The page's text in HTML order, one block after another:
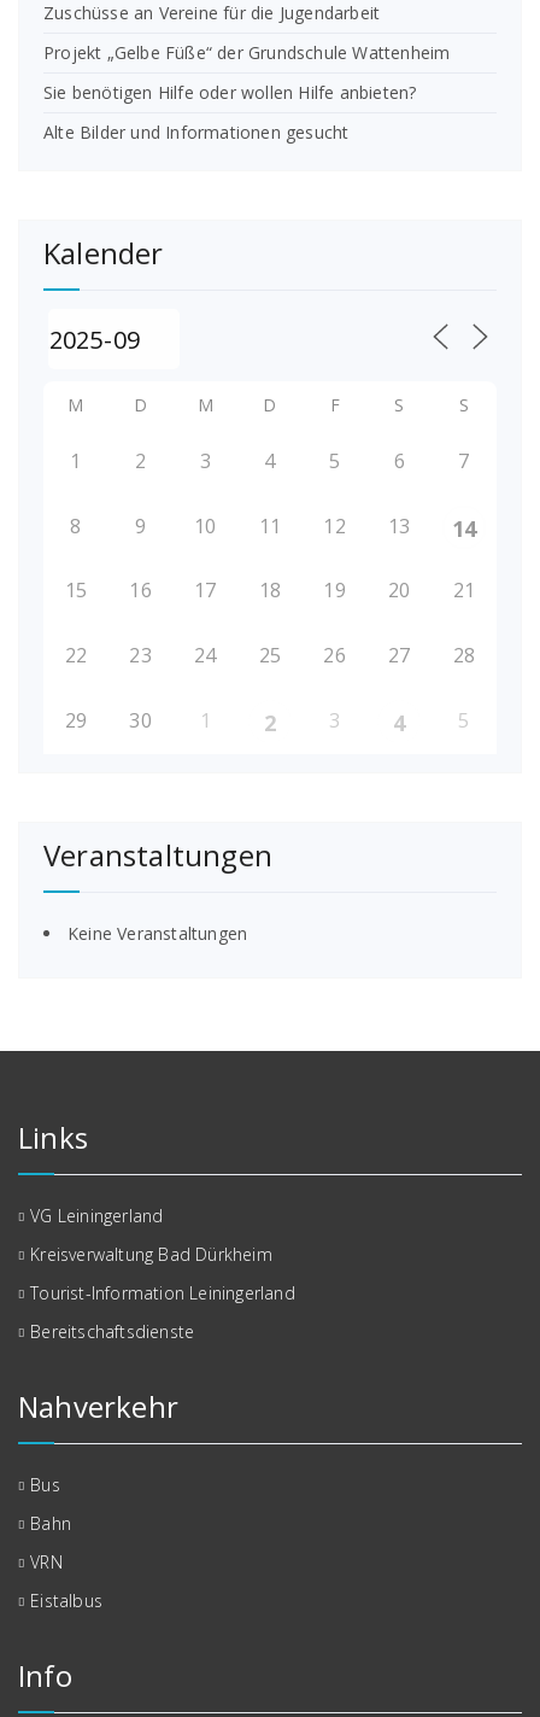
Zuschüsse an Vereine für die Jugendarbeit
Projekt „Gelbe Füße“ der Grundschule Wattenheim
Sie benötigen Hilfe oder wollen Hilfe anbieten?
Alte Bilder und Informationen gesucht
Kalender
M D M D F S S
1 2 3 4 5 6 7
8 9 10 11 12 13 14
15 16 17 18 19 20 21
22 23 24 25 26 27 28
29 30 1 2 3 4 5
Veranstaltungen
Keine Veranstaltungen
Links
VG Leiningerland
Kreisverwaltung Bad Dürkheim
Tourist-Information Leiningerland
Bereitschaftsdienste
Nahverkehr
Bus
Bahn
VRN
Eistalbus
Info